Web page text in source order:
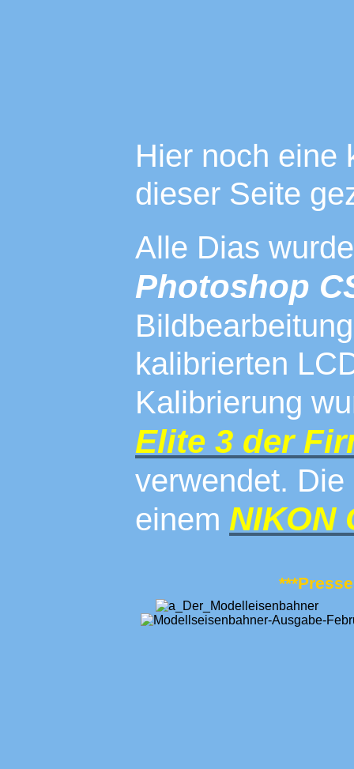
Hier noch eine
dieser Seite
Alle Dias
Photoshop
kalibrierten
Kalibrierung
Elite 3 der
verwendet.
einem NIKON